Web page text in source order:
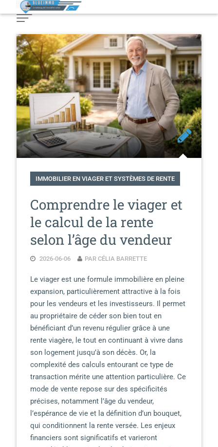
to
IMMOBILIER EN VIAGER ET SYSTÈMES DE RENTE
Comprendre le viager et
le calcul de la rente
selon l’âge du vendeur
2026-06-06 PAR CÉLIA BARRETTE
Le viager est une formule immobilière en pleine
expansion, particulièrement attractive à la fois
pour les vendeurs et les investisseurs. Il permet
au propriétaire de céder son bien tout en
bénéficiant d’un revenu régulier grâce à une
rente viagère, le tout en continuant à vivre dans
son logement jusqu’à son décès. Or, la
complexité des calculs entourant ce type de
transaction mérite une attention particulière. Ce
mode de vente repose sur des spécificités
précises, notamment l’âge du vendeur,
l’espérance de vie et la définition d’un bouquet,
qui conditionnent la rente versée. Les enjeux
financiers sont significatifs et varieront